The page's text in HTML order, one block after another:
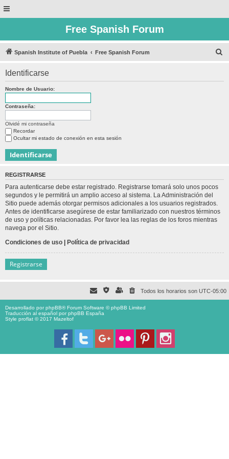
Free Spanish Forum
Spanish Institute of Puebla Free Spanish Forum
Identificarse
Nombre de Usuario:
Contraseña:
Olvidé mi contraseña
Recordar
Ocultar mi estado de conexión en esta sesión
REGISTRARSE
Para autenticarse debe estar registrado. Registrarse tomará solo unos pocos
segundos y le permitirá un amplio acceso al sistema. La Administración del
Sitio puede además otorgar permisos adicionales a los usuarios registrados.
Antes de identificarse asegúrese de estar familiarizado con nuestros términos
de uso y políticas relacionadas. Por favor lea las reglas de los foros mientras
navega por el Sitio.
Condiciones de uso | Política de privacidad
Registrarse
Todos los horarios son UTC-05:00
Desarrollado porphpBB® Forum Software © phpBB Limited
Traducción al español porphpBB España
Style proflat © 2017 Mazeltof